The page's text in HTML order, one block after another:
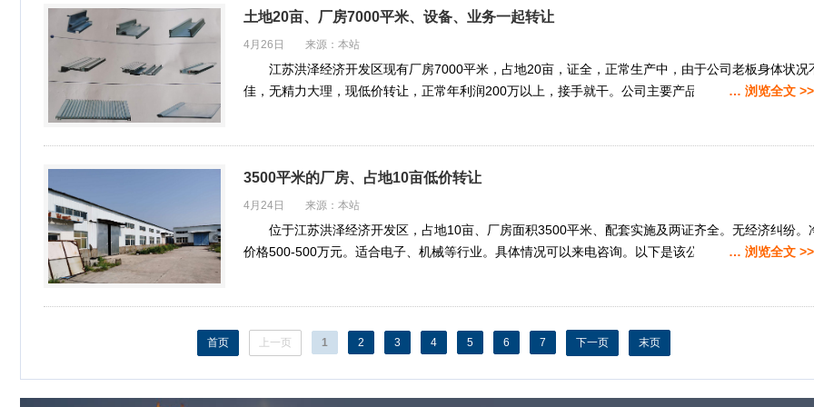
土地20亩、厂房7000平米、设备、业务一起转让
4月26日 来源：本站
江苏洪泽经济开发区现有厂房7000平米，占地20亩，证全，正常生产中，由于公司老板身体状况
佳，无精力大理，现低价转让，正常年利润200万以上，接手就干。公司主要产品有：电力电子控制设
… 浏览全文 >>
3500平米的厂房、占地10亩低价转让
4月24日 来源：本站
位于江苏洪泽经济开发区，占地10亩、厂房面积3500平米、配套实施及两证齐全。无经济纠纷。
价格500-500万元。适合电子、机械等行业。具体情况可以来电咨询。以下是该公司的部分厂房照片：
… 浏览全文 >>
首页 上一页 1 2 3 4 5 6 7 下一页 末页